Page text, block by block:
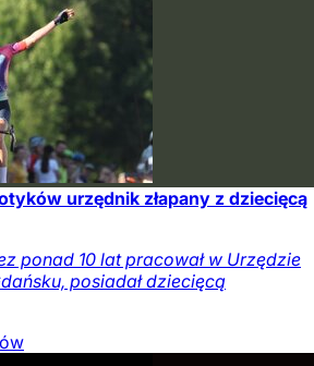
urzędnik złapany z dziecięcą
ponad 10 lat pracował w Urzędzie
posiadał dziecięcą